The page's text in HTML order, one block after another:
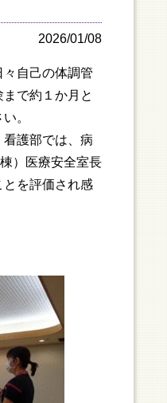
2026/01/08
自己の体調管
で約１か月と
。
護部では、病
）医療安全室長
を評価され感